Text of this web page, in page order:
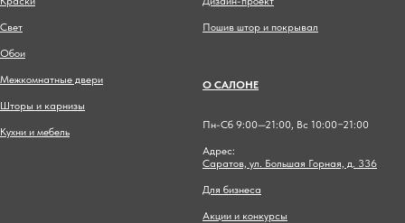
Свет
Обои
Межкомнатные двери
Шторы и карнизы
Кухни и мебель
Пошив штор и покрывал
О САЛОНЕ
Пн-Сб 9:00—21:00, Вс 10:00−21:00
Адрес:
Саратов, ул. Большая Горная, д. 336
Для бизнеса
Акции и конкурсы